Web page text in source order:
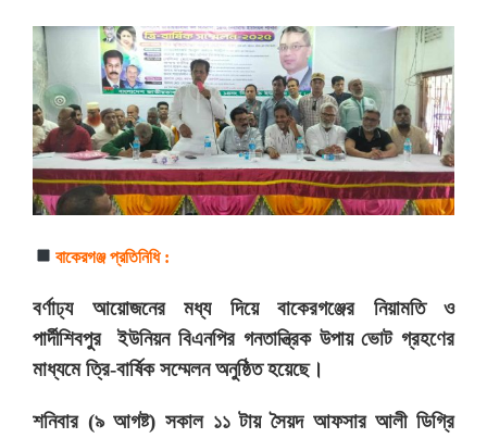
বাকেরগঞ্জ প্রতিনিধি :
বর্ণাঢ্য আয়োজনের মধ্য দিয়ে বাকেরগঞ্জের নিয়ামতি ও
পার্দীশিবপুর ইউনিয়ন বিএনপির গনতান্ত্রিক উপায় ভোট গ্রহণের
মাধ্যমে ত্রি-বার্ষিক সম্মেলন অনুষ্ঠিত হয়েছে।
শনিবার (৯ আগষ্ট) সকাল ১১ টায় সৈয়দ আফসার আলী ডিগ্রি